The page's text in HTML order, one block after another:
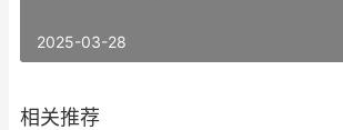
2025-03-28
相关推荐